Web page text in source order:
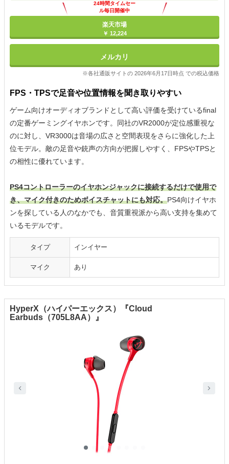
24時間タイムセー
ル毎日開催中
楽天市場
￥ 12,224
メルカリ
※各社通販サイトの 2026年6月17日時点 での税込価格
FPS・TPSで足音や位置情報を聞き取りやすい
ゲーム向けオーディオブランドとして高い評価を受けているfinal
の定番ゲーミングイヤホンです。同社のVR2000が定位感重視な
のに対し、VR3000は音場の広さと空間表現をさらに強化した上
位モデル。敵の足音や銃声の方向が把握しやすく、FPSやTPSと
の相性に優れています。
PS4コントローラーのイヤホンジャックに接続するだけで使用で
き、マイク付きのためボイスチャットにも対応。PS4向けイヤホ
ンを探している人のなかでも、音質重視派から高い支持を集めて
いるモデルです。
タイプ インイヤー
マイク あり
HyperX（ハイパーエックス）『Cloud
Earbuds（705L8AA）』